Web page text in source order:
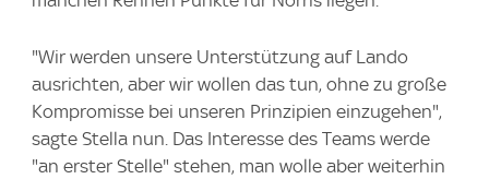
"Wir werden unsere Unterstützung auf Lando
ausrichten, aber wir wollen das tun, ohne zu große
Kompromisse bei unseren Prinzipien einzugehen",
sagte Stella nun. Das Interesse des Teams werde
"an erster Stelle" stehen, man wolle aber weiterhin